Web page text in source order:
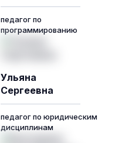
педагог по
программированию
Ульяна
Сергеевна
педагог по юридическим
дисциплинам